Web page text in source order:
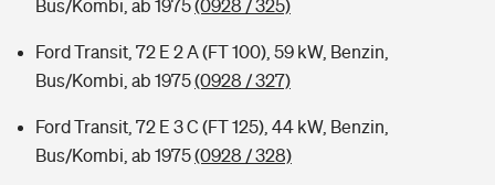
Bus/Kombi, ab 1975(0928 / 325)
Ford Transit, 72 E 2 A (FT 100), 59 kW, Benzin,
Bus/Kombi, ab 1975(0928 / 327)
Ford Transit, 72 E 3 C (FT 125), 44 kW, Benzin,
Bus/Kombi, ab 1975(0928 / 328)